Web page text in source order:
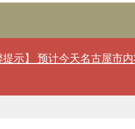
示】 预计今天名古屋市